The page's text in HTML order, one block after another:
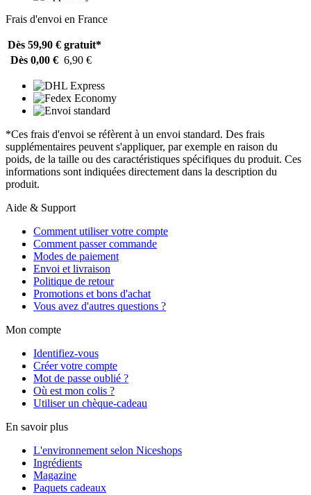
Frais d'envoi en France
Dès 59,90 € gratuit*
Dès 0,00 € 6,90 €
*Ces frais d'envoi se réfèrent à un envoi standard. Des frais
supplémentaires peuvent s'appliquer, par exemple en raison du
poids, de la taille ou des caractéristiques spécifiques du produit. Ces
informations sont indiquées directement dans la description du
produit.
Aide & Support
Comment utiliser votre compte
Comment passer commande
Modes de paiement
Envoi et livraison
Politique de retour
Promotions et bons d'achat
Vous avez d'autres questions ?
Mon compte
Identifiez-vous
Créer votre compte
Mot de passe oublié ?
Où est mon colis ?
Utiliser un chèque-cadeau
En savoir plus
L'environnement selon Niceshops
Ingrédients
Magazine
Paquets cadeaux